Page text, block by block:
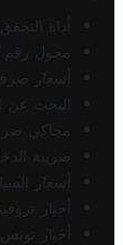
أداة
محول رقم
أسعار
البحث عن
محاكي
ضريبة
أسعار
أخبار
أخبار تونس